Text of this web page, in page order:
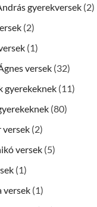
gyerekversek (2)
(2)
(1)
versek (32)
gyerekeknek (11)
(80)
versek (2)
versek (5)
(1)
versek (1)